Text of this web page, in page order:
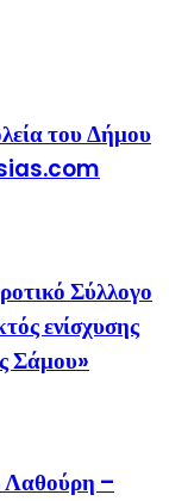
του Δήμου
Σύλλογο
ενίσχυσης
Σάμου»
Λαθούρη –